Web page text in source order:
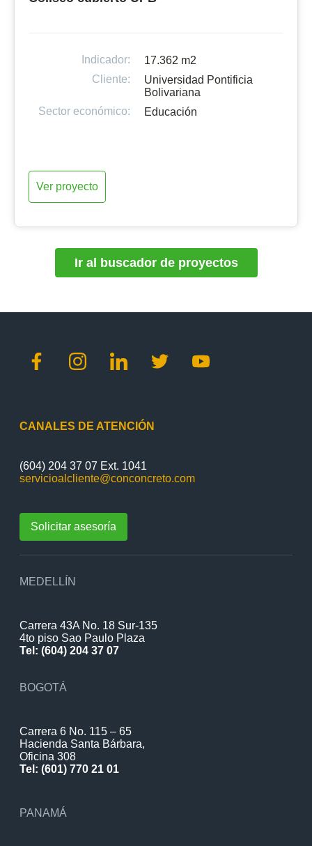
Indicador:
17.362 m2
Cliente:
Universidad Pontificia
Bolivariana
Sector económico:
Educación
Ver proyecto
Ir al buscador de proyectos
CANALES DE ATENCIÓN
(604) 204 37 07 Ext. 1041
servicioalcliente@conconcreto.com
Solicitar asesoría
MEDELLÍN
Carrera 43A No. 18 Sur-135
4to piso Sao Paulo Plaza
Tel: (604) 204 37 07
BOGOTÁ
Carrera 6 No. 115 – 65
Hacienda Santa Bárbara,
Oficina 308
Tel: (601) 770 21 01
PANAMÁ